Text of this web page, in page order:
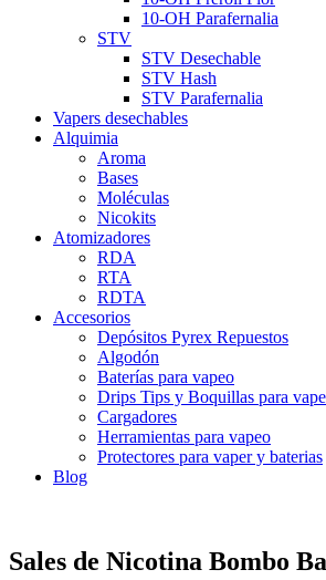
10-OH Parafernalia
STV
STV Desechable
STV Hash
STV Parafernalia
Vapers desechables
Alquimia
Aroma
Bases
Moléculas
Nicokits
Atomizadores
RDA
RTA
RDTA
Accesorios
Depósitos Pyrex Repuestos
Algodón
Baterías para vapeo
Drips Tips y Boquillas para
Cargadores
Herramientas para vapeo
Protectores para vaper y baterias
Blog
Sales de Nicotina Bombo